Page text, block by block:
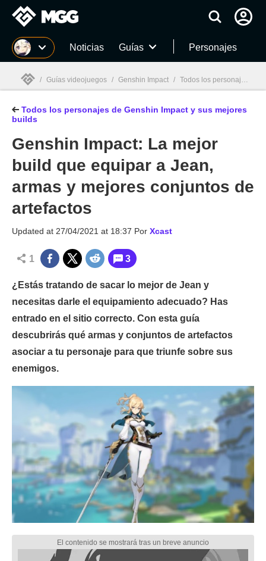
MGG Noticias Guías Personajes
MGG
/ Guías videojuegos / Genshin Impact / Todos los personajes de Genshin Impact y sus mejores builds
Todos los personajes de Genshin Impact y sus mejores
builds
Genshin Impact: La mejor
build que equipar a Jean,
armas y mejores conjuntos de
artefactos
Updated at 27/04/2021 at 18:37 Por Xcast
1 3
¿Estás tratando de sacar lo mejor de Jean y
necesitas darle el equipamiento adecuado? Has
entrado en el sitio correcto. Con esta guía
descubrirás qué armas y conjuntos de artefactos
asociar a tu personaje para que triunfe sobre sus
enemigos.